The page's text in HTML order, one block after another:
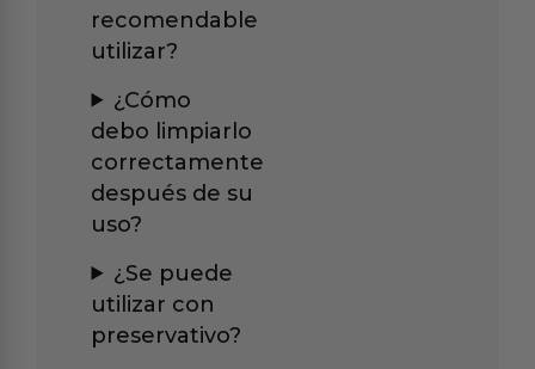
recomendable
utilizar?
¿Cómo
debo limpiarlo
correctamente
después de su
uso?
¿Se puede
utilizar con
preservativo?